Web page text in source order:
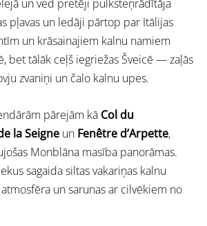
un ved pretēji pulksteņrādītāja
pļavas un ledāji pārtop par Itālijas
un krāsainajiem kalnu namiem
bet tālāk ceļš iegriežas Šveicē — zaļās
zvaniņi un čalo kalnu upes.
pārejām kā Col du
la Seigne un Fenêtre d’Arpette,
Monblāna masība panorāmas.
sagaida siltas vakariņas kalnu
un sarunas ar cilvēkiem no